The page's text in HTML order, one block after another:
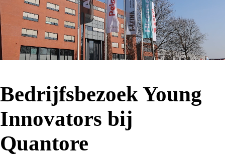
Bedrijfsbezoek Young
Innovators bij
Quantore